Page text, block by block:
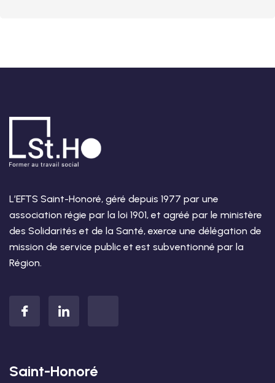
L’EFTS Saint-Honoré, géré depuis 1977 par une
association régie par la loi 1901, et agréé par le ministère
des Solidarités et de la Santé, exerce une délégation de
mission de service public et est subventionné par la
Région.
Saint-Honoré